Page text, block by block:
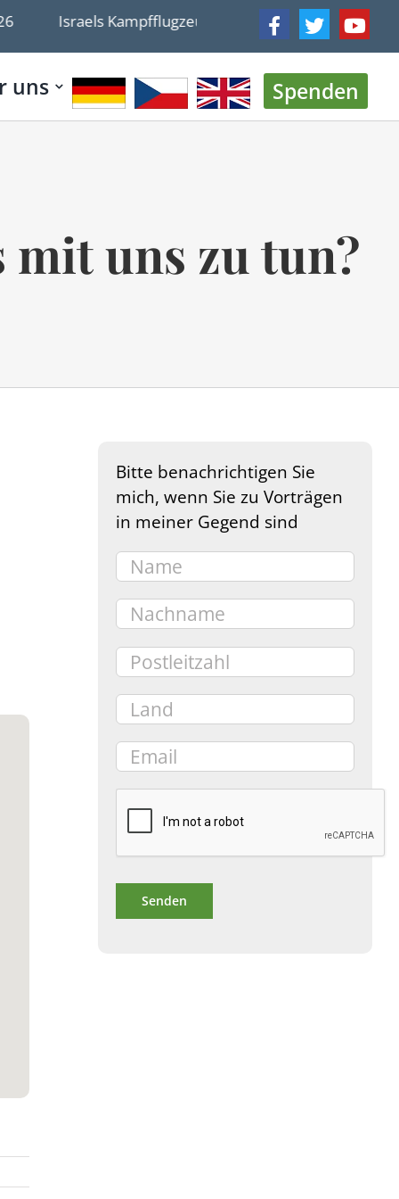
Israels Kampfflugzeugbau aus der Mottenkiste holen
uns Spenden
mit uns zu tun?
Outlook Live
Bitte benachrichtigen Sie
mich, wenn Sie zu Vorträgen
in meiner Gegend sind